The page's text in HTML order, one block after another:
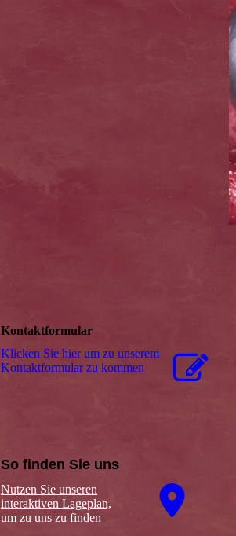
Kontaktformular
Klicken Sie hier um zu unserem
Kon­takt­for­mu­lar zu kommen
So finden Sie uns
Nutzen Sie unseren
interaktiven La­ge­plan,
um zu uns zu finden